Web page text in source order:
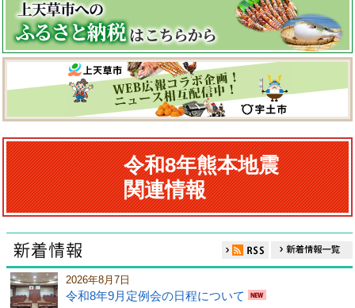
令和8年熊本地震
関連情報
2026年8月7日
令和8年9月定例会の日程について